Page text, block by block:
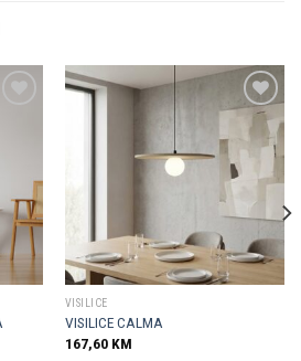
Dodaj u
omiljene
VISILICE
VISILICE CALMA
167,60 KM